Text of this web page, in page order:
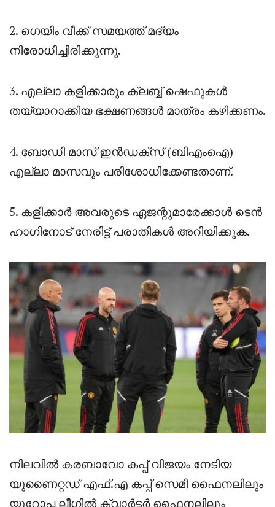
2. ഗെയിം വീക്ക് സമയത്ത് മദ്യം
നിരോധിച്ചിരിക്കുന്നു.
3. എല്ലാ കളിക്കാരും ക്ലബ്ബ് ഷെഫുകൾ
തയ്യാറാക്കിയ ഭക്ഷണങ്ങൾ മാത്രം കഴിക്കണം.
4. ബോഡി മാസ് ഇൻഡക്സ് (ബിഎംഐ)
എല്ലാ മാസവും പരിശോധിക്കേണ്ടതാണ്.
5. കളിക്കാർ അവരുടെ ഏജന്റുമാരേക്കാൾ ടെൻ
ഹാഗിനോട് നേരിട്ട് പരാതികൾ അറിയിക്കുക.
നിലവിൽ കരബാവോ കപ്പ് വിജയം നേടിയ
യുണൈറ്റഡ് എഫ്.എ കപ്പ് സെമി ഫൈനലിലും
യൂറോപ്പ ലീഗിൽ ക്വാർട്ടർ ഫൈനലിലും